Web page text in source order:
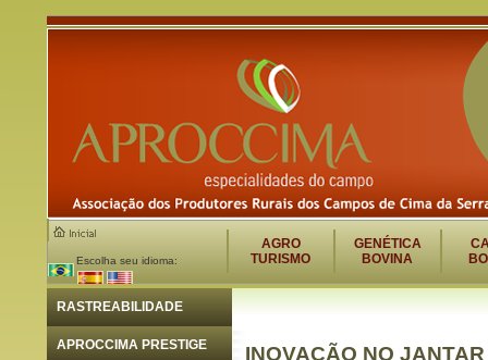
Escolha seu idioma:
AGRO
TURISMO
GENÉTICA
BOVINA
RASTREABILIDADE
APROCCIMA PRESTIGE
INOVAÇÃO NO